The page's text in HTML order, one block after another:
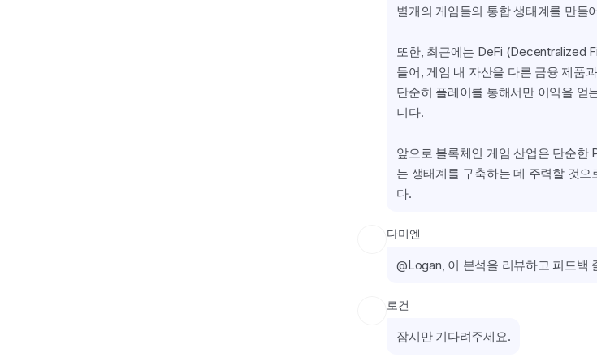
별개의 게임들의 통합 생태계를 만들
또한, 최근에는 DeFi (Decentralized
들어, 게임 내 자산을 다른 금융 제품
단순히 플레이를 통해서만 이익을 얻
니다.
앞으로 블록체인 게임 산업은 단순한
는 생태계를 구축하는 데 주력할 것
다.
다미엔
@Logan, 이 분석을 리뷰하고 피드백
로건
잠시만 기다려주세요.